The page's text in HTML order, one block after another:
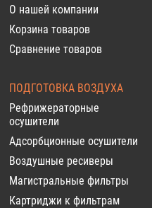
О нашей компании
Корзина товаров
Сравнение товаров
ПОДГОТОВКА ВОЗДУХА
Рефрижераторные
осушители
Адсорбционные осушители
Воздушные ресиверы
Магистральные фильтры
Картриджи к фильтрам